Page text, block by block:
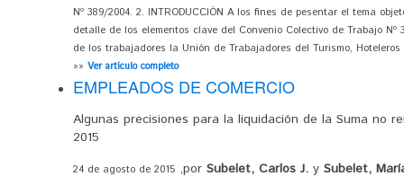
Nº 389/2004. 2. INTRODUCCIÓN A los fines de pesentar el tema
detalle de los elementos clave del Convenio Colectivo de Trabajo
de los trabajadores la Unión de Trabajadores del Turismo,
»» Ver artículo completo
EMPLEADOS DE COMERCIO
Algunas precisiones para la liquidación de la Suma no
2015
24 de agosto de 2015 ,por Subelet, Carlos J. y Subelet,